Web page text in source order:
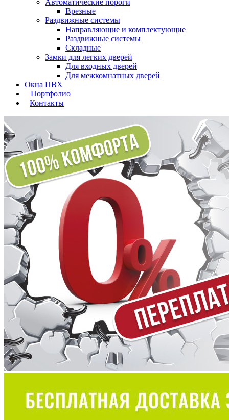
Врезные
Раздвижные системы
Направляющие и комплектующие
Раздвижные системы
Складные
Замки для легких дверей
Для входных дверей
Для межкомнатных дверей
Окна ПВХ
Портфолио
Контакты